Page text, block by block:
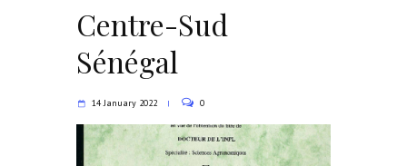
Centre-Sud
Sénégal
14 January 2022 0